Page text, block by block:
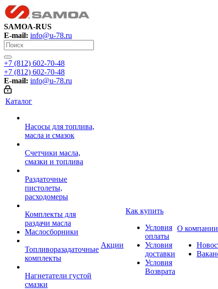
SAMOA-RUS
E-mail: info@u-78.ru
+7 (812) 602-70-48
+7 (812) 602-70-48
E-mail: info@u-78.ru
Каталог
Насосы для топлива,
масла и смазок
Счетчики масла,
смазки и топлива
Раздаточные
пистолеты,
расходомеры
Комплекты для
раздачи масла
Маслосборники
Топливоразадаточные
комплекты
Нагнетатели густой
смазки
Акции
Как купить
Условия
оплаты
Условия
доставки
Условия
Возврата
О компании